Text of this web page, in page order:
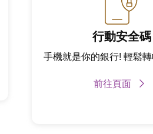
行動安全碼
手機就是你的銀行! 輕鬆
前往頁面